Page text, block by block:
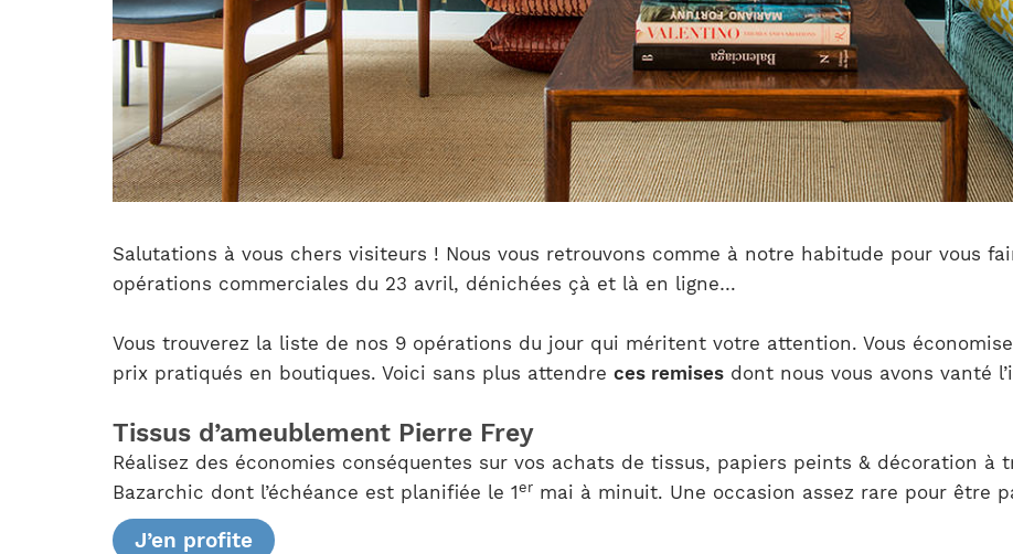
Salutations à vous chers visiteurs ! Nous vous retrouvons comme à notre habitude pour vous
opérations commerciales du 23 avril, dénichées çà et là en ligne…
Vous trouverez la liste de nos 9 opérations du jour qui méritent votre attention. Vous
prix pratiqués en boutiques. Voici sans plus attendre ces remises dont nous vous avons vanté
Tissus d’ameublement Pierre Frey
Réalisez des économies conséquentes sur vos achats de tissus, papiers peints & décoration à
Bazarchic dont l’échéance est planifiée le 1er mai à minuit. Une occasion assez rare pour être
J’en profite